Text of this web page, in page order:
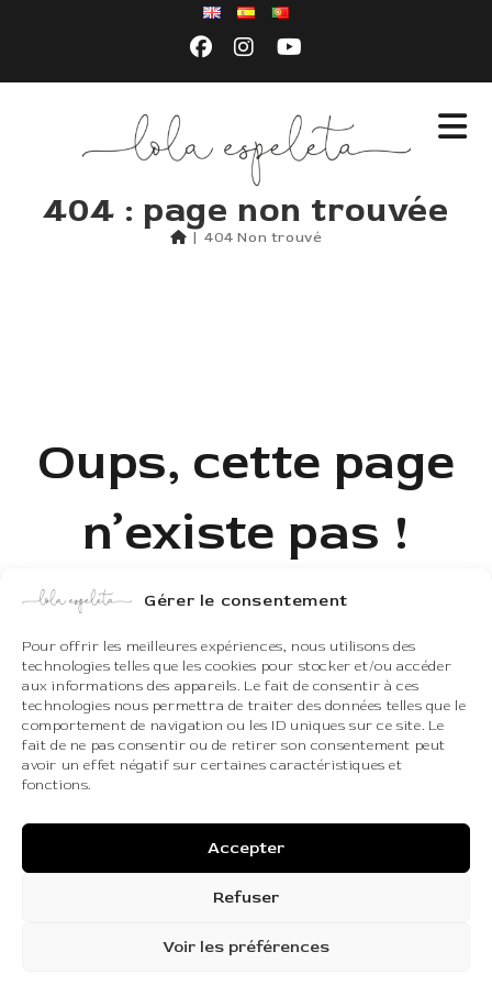
Gérer le consentement
Pour offrir les meilleures expériences, nous utilisons des
technologies telles que les cookies pour stocker et/ou accéder
aux informations des appareils. Le fait de consentir à ces
technologies nous permettra de traiter des données telles que le
comportement de navigation ou les ID uniques sur ce site. Le
fait de ne pas consentir ou de retirer son consentement peut
avoir un effet négatif sur certaines caractéristiques et
fonctions.
Accepter
Refuser
Voir les préférences
404 : page non trouvée
| 404 Non trouvé
Oups, cette page
n’existe pas !
Nous sommes désolés, mais la page que
vous cherchez n’existe plus.
Peut-être vous pouvez essayer une
nouvelle recherche.